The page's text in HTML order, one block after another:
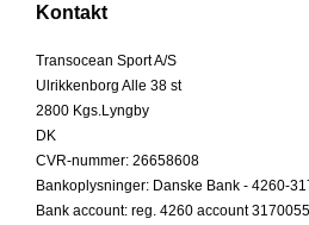
Kontakt
Transocean Sport A/S
Ulrikkenborg Alle 38 st
2800 Kgs.Lyngby
DK
CVR-nummer: 26658608
Bankoplysninger: Danske Bank - 4260-
Bank account: reg. 4260 account